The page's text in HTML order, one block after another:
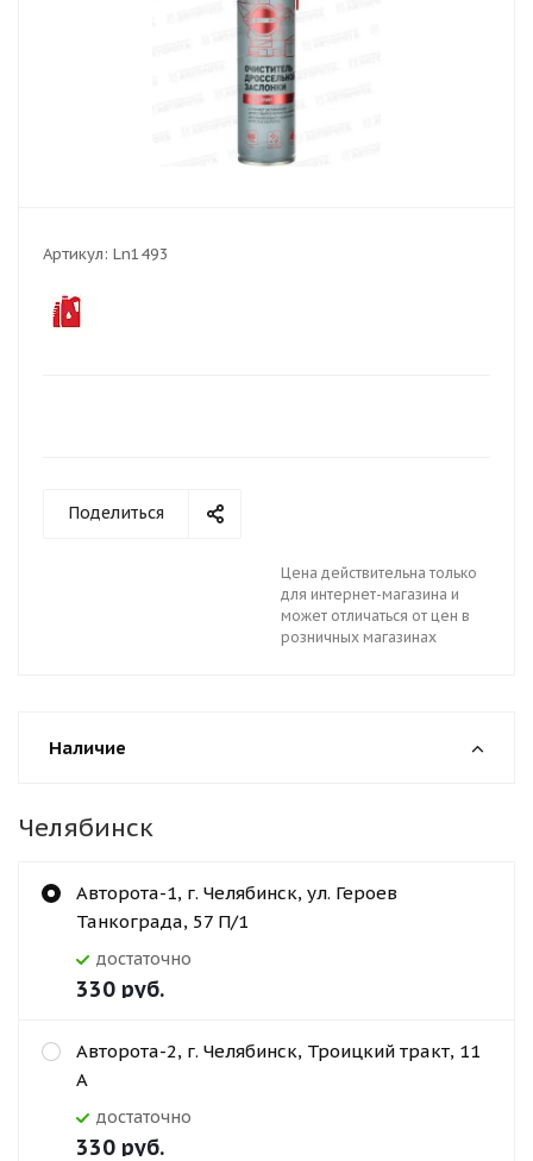
Артикул: Ln1493
Поделиться
Цена действительна только
для интернет-магазина и
может отличаться от цен в
розничных магазинах
Наличие
Челябинск
Авторота-1, г. Челябинск, ул. Героев
Танкограда, 57 П/1
Достаточно
330 руб.
Авторота-2, г. Челябинск, Троицкий тракт, 11
А
Достаточно
330 руб.